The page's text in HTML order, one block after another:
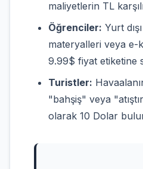
maliyetlerin TL
Öğrenciler: Yurt
materyalleri veya e-
9.99$ fiyat etiketine
Turistler:
"bahşiş" veya
olarak 10 Dolar